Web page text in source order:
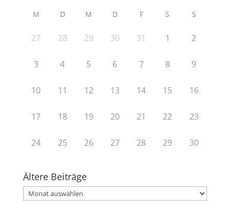
M D M D F S S
27 28 29 30 31 1 2
3 4 5 6 7 8 9
10 11 12 13 14 15 16
17 18 19 20 21 22 23
24 25 26 27 28 29 30
Ältere Beiträge
Ältere
Beiträge